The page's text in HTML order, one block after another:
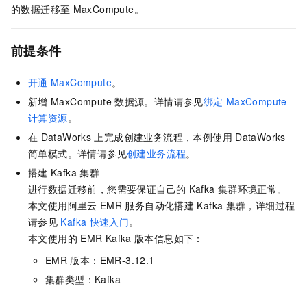
的数据迁移至 MaxCompute。
前提条件
开通 MaxCompute。
新增 MaxCompute 数据源。详情请参见绑定 MaxCompute
计算资源。
在 DataWorks 上完成创建业务流程，本例使用 DataWorks
简单模式。详情请参见创建业务流程。
搭建 Kafka 集群
进行数据迁移前，您需要保证自己的 Kafka 集群环境正常。
本文使用阿里云 EMR 服务自动化搭建 Kafka 集群，详细过程
请参见 Kafka 快速入门。
本文使用的 EMR Kafka 版本信息如下：
EMR 版本：EMR-3.12.1
集群类型：Kafka